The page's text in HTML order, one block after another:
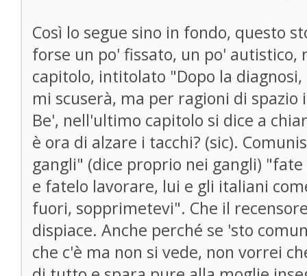
Così lo segue sino in fondo, questo
forse un po' fissato, un po'
capitolo, intitolato "Dopo la
mi scuserà, ma per ragioni di
Be', nell'ultimo capitolo si dice a
è ora di alzare i tacchi? (sic).
gangli" (dice proprio nei gangli)
e fatelo lavorare, lui e gli italiani
fuori, sopprimetevi". Che il
dispiace. Anche perché se 'sto
che c'è ma non si vede, non vorrei